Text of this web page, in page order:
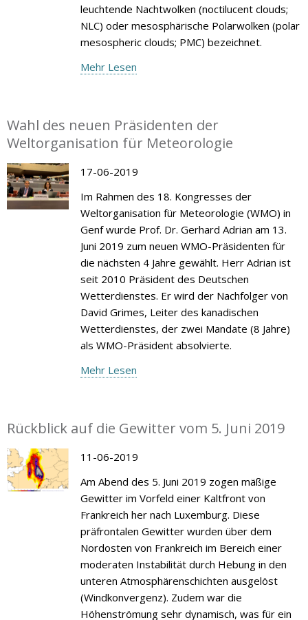
leuchtende Nachtwolken (noctilucent clouds;
NLC) oder mesosphärische Polarwolken (polar
mesospheric clouds; PMC) bezeichnet.
Mehr Lesen
Wahl des neuen Präsidenten der
Weltorganisation für Meteorologie
17-06-2019
Im Rahmen des 18. Kongresses der
Weltorganisation für Meteorologie (WMO) in
Genf wurde Prof. Dr. Gerhard Adrian am 13.
Juni 2019 zum neuen WMO-Präsidenten für
die nächsten 4 Jahre gewählt. Herr Adrian ist
seit 2010 Präsident des Deutschen
Wetterdienstes. Er wird der Nachfolger von
David Grimes, Leiter des kanadischen
Wetterdienstes, der zwei Mandate (8 Jahre)
als WMO-Präsident absolvierte.
Mehr Lesen
Rückblick auf die Gewitter vom 5. Juni 2019
11-06-2019
Am Abend des 5. Juni 2019 zogen mäßige
Gewitter im Vorfeld einer Kaltfront von
Frankreich her nach Luxemburg. Diese
präfrontalen Gewitter wurden über dem
Nordosten von Frankreich im Bereich einer
moderaten Instabilität durch Hebung in den
unteren Atmosphärenschichten ausgelöst
(Windkonvergenz). Zudem war die
Höhenströmung sehr dynamisch, was für ein